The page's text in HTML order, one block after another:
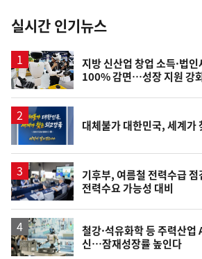
뉴
스
실시간 인기뉴스
지방 신산업 창업 소득·법인
100% 감면…성장 지원 강
대체불가 대한민국, 세계가
기후부, 여름철 전력수급
전력수요 가능성 대비
철강·석유화학 등 주력산업
신…잠재성장률 높인다